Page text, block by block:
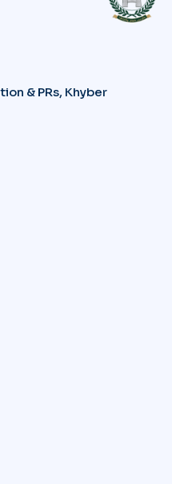
& PRs, Khyber